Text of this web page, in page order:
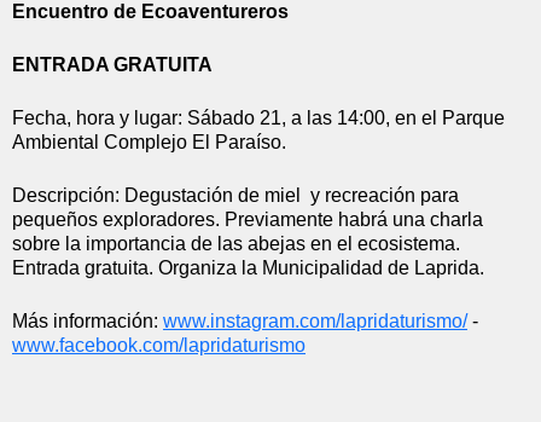
Encuentro de Ecoaventureros
ENTRADA GRATUITA
Fecha, hora y lugar: Sábado 21, a las 14:00, en el Parque
Ambiental Complejo El Paraíso.
Descripción: Degustación de miel  y recreación para
pequeños exploradores. Previamente habrá una charla
sobre la importancia de las abejas en el ecosistema.
Entrada gratuita. Organiza la Municipalidad de Laprida.
Más información: www.instagram.com/lapridaturismo/
www.facebook.com/lapridaturismo